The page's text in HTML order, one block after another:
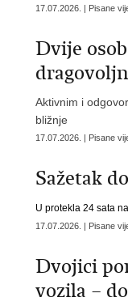
17.07.2026. | Pisane
Dvije
Aktivnim i
bližnje
17.07.2026. | Pisane
Sažetak
U protekla 24 sata
17.07.2026. | Pisane
Dvojici
vozila –